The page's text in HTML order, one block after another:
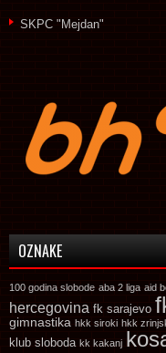
SKPC "Mejdan"
OZNAKE
100 godina slobode aba 2 liga aid
hercegovina fk sarajevo
gimnastika hkk siroki hkk
klub sloboda kk kakanj